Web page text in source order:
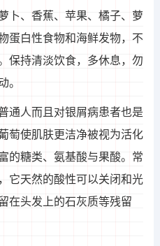
卜、香蕉、苹果、橘子、萝
蛋白性食物和海鲜发物，不
保持清淡饮食，多休息，勿
。
通人而且对银屑病患者也是
萄使肌肤更洁净被视为活化
的糖类、氨基酸与果酸。常
它天然的酸性可以关闭和光
在头发上的石灰质等残留